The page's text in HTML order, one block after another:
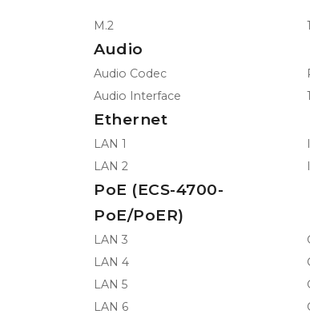
M.2
Audio
Audio Codec
Audio Interface
Ethernet
LAN 1
LAN 2
PoE (ECS-4700-
PoE/PoER)
LAN 3
LAN 4
LAN 5
LAN 6